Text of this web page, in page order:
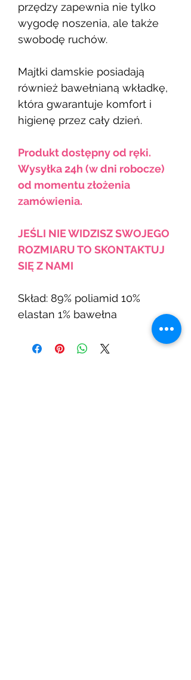
przędzy zapewnia nie tylko
wygodę noszenia, ale także
swobodę ruchów.
Majtki damskie posiadają
również bawełnianą wkładkę,
która gwarantuje komfort i
higienę przez cały dzień.
Produkt dostępny od ręki.
Wysyłka 24h (w dni robocze)
od momentu złożenia
zamówienia.
JEŚLI NIE WIDZISZ SWOJEGO
ROZMIARU TO SKONTAKTUJ
SIĘ Z NAMI
Skład: 89% poliamid 10%
elastan 1% bawełna